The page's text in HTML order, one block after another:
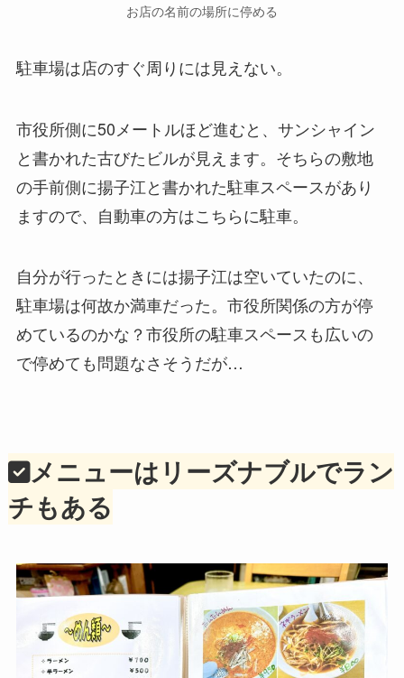
お店の名前の場所に停める
駐車場は店のすぐ周りには見えない。
市役所側に50メートルほど進むと、サンシャイン
と書かれた古びたビルが見えます。そちらの敷地
の手前側に揚子江と書かれた駐車スペースがあり
ますので、自動車の方はこちらに駐車。
自分が行ったときには揚子江は空いていたのに、
駐車場は何故か満車だった。市役所関係の方が停
めているのかな？市役所の駐車スペースも広いの
で停めても問題なさそうだが…
メニューはリーズナブルでラン
チもある